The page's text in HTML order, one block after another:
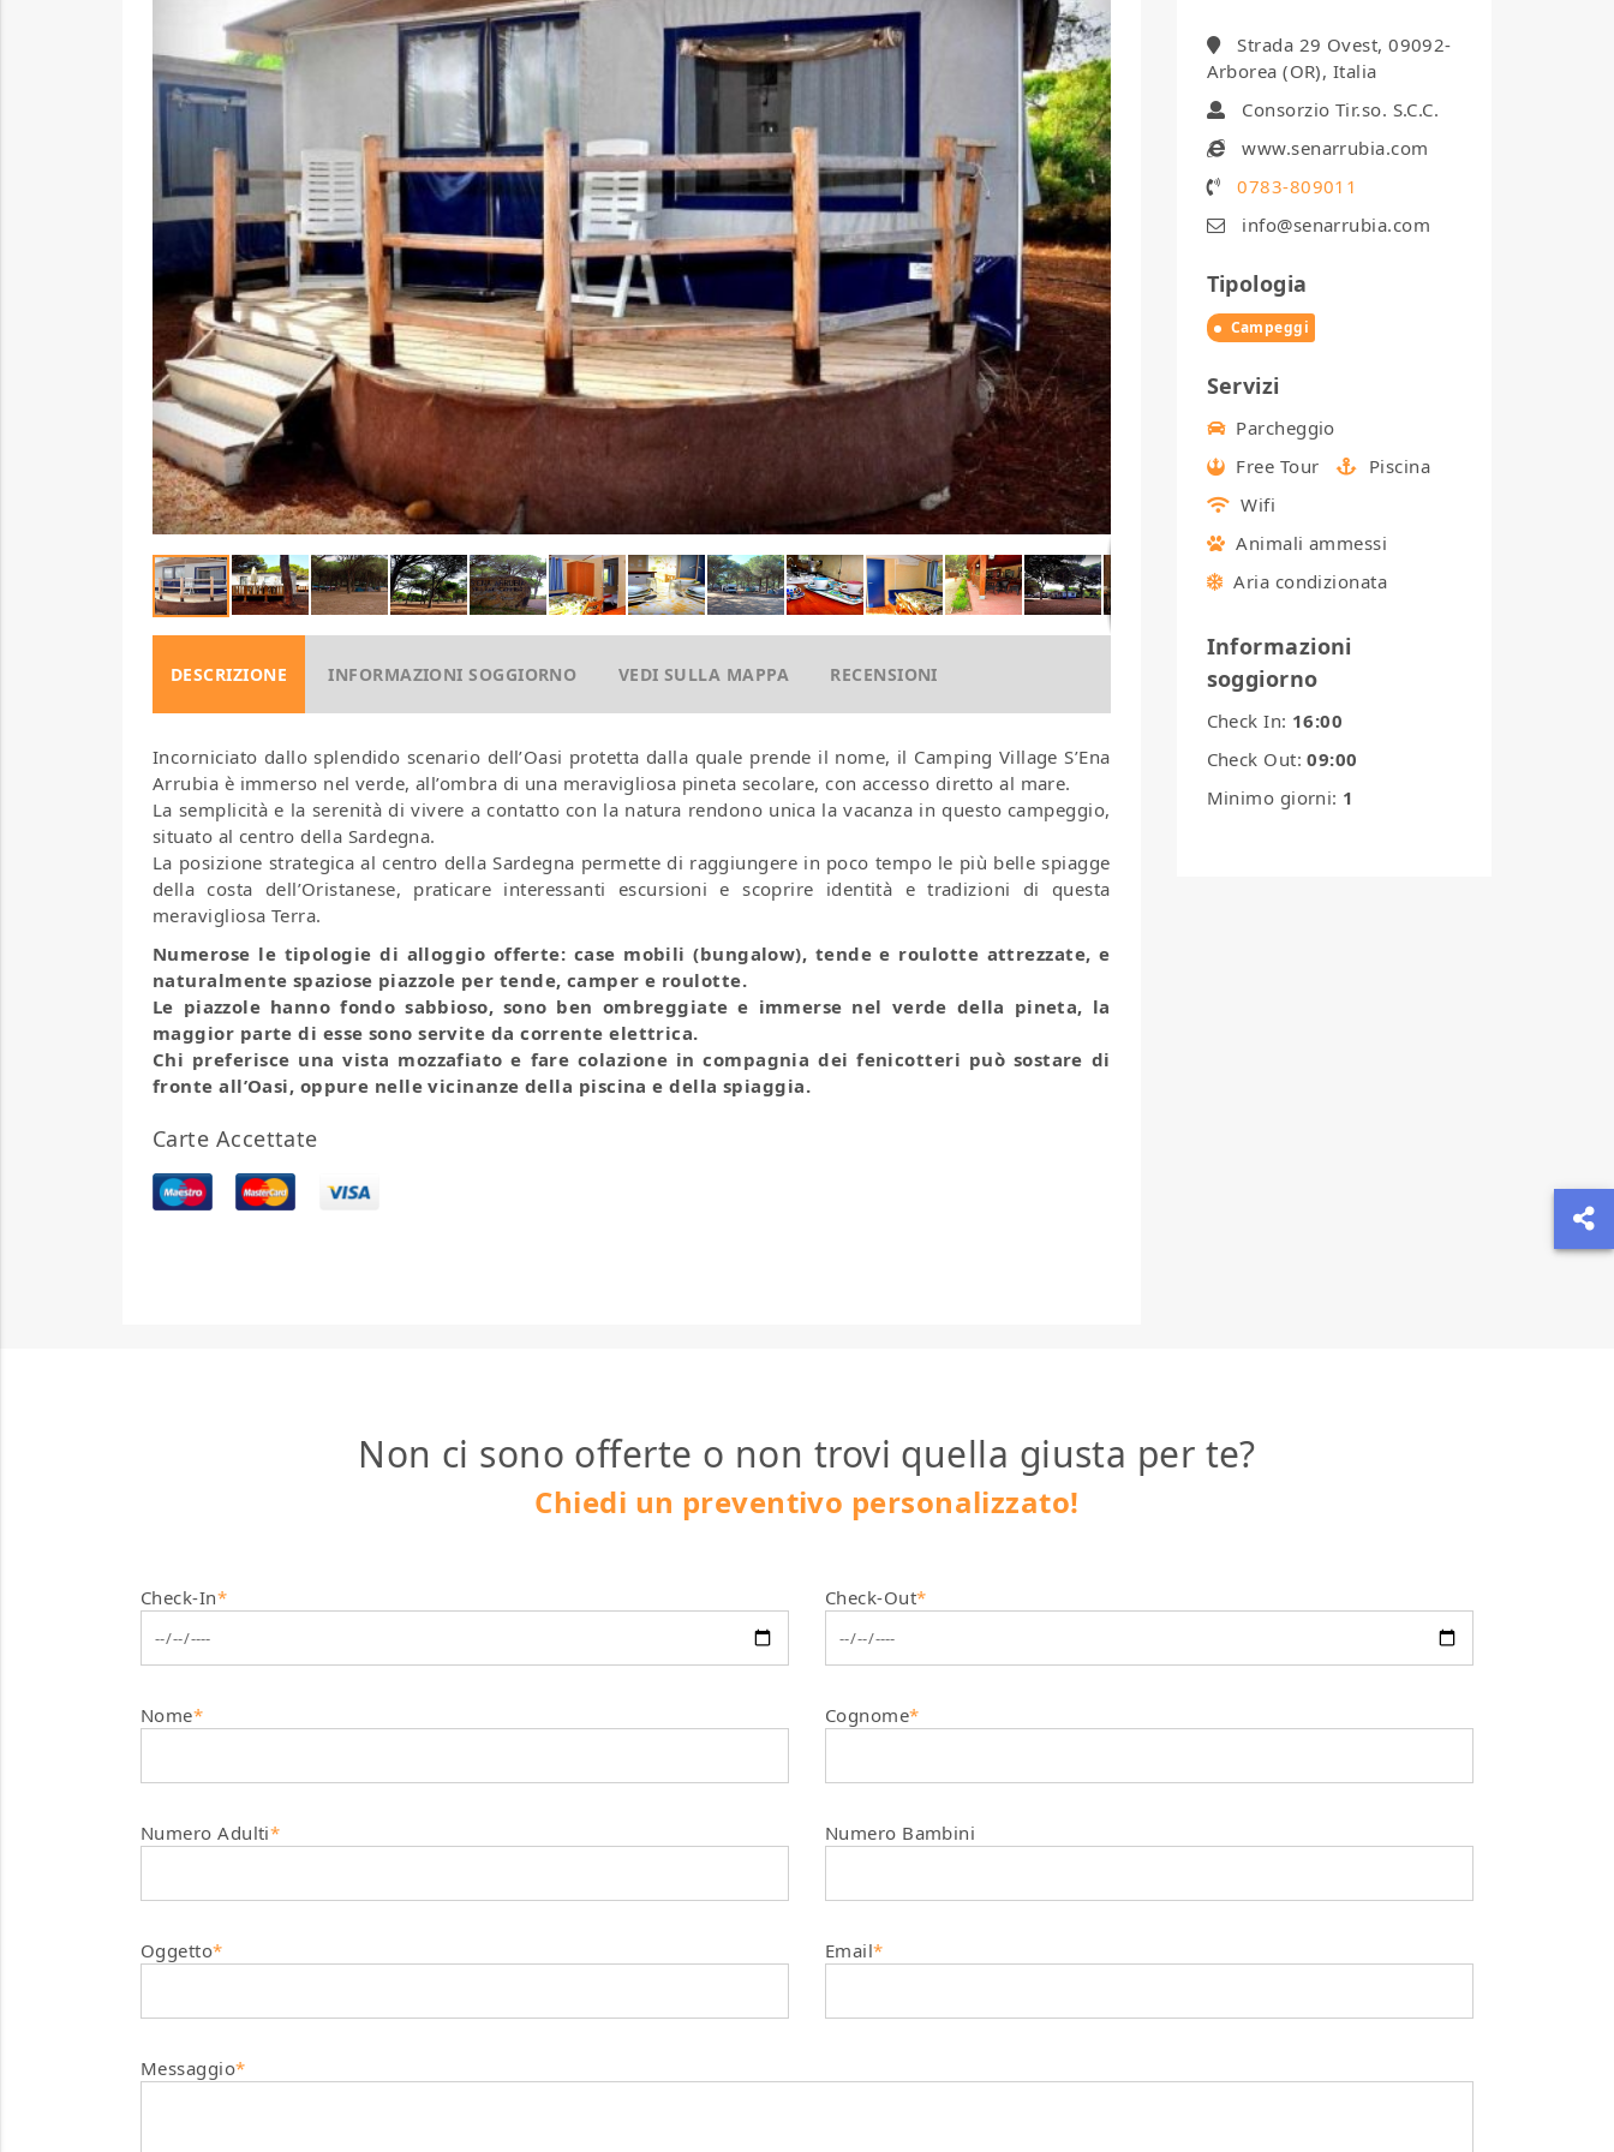
Strada 29 Ovest, 09092-
Arborea (OR), Italia
Consorzio Tir.so. S.C.C.
www.senarrubia.com
0783-809011
info@senarrubia.com
Tipologia
Campeggi
Servizi
Parcheggio
Free Tour
Piscina
Wifi
Animali ammessi
Aria condizionata
Informazioni
soggiorno
Check In: 16:00
Check Out:09:00
Minimo giorni: 1
DESCRIZIONE INFORMAZIONI SOGGIORNO VEDI SULLA MAPPA RECENSIONI
Incorniciato dallo splendido scenario dell’Oasi protetta dalla quale prende il nome, il Camping Village S’Ena
Arrubia è immerso nel verde, all’ombra di una meravigliosa pineta secolare, con accesso diretto al mare.
La semplicità e la serenità di vivere a contatto con la natura rendono unica la vacanza in questo campeggio,
situato al centro della Sardegna.
La posizione strategica al centro della Sardegna permette di raggiungere in poco tempo le più belle spiagge
della costa dell’Oristanese, praticare interessanti escursioni e scoprire identità e tradizioni di questa
meravigliosa Terra.
Numerose le tipologie di alloggio offerte: case mobili (bungalow), tende e roulotte attrezzate, e
naturalmente spaziose piazzole per tende, camper e roulotte.
Le piazzole hanno fondo sabbioso, sono ben ombreggiate e immerse nel verde della pineta, la
maggior parte di esse sono servite da corrente elettrica.
Chi preferisce una vista mozzafiato e fare colazione in compagnia dei fenicotteri può sostare di
fronte all’Oasi, oppure nelle vicinanze della piscina e della spiaggia.
Carte Accettate
Non ci sono offerte o non trovi quella giusta per te?
Chiedi un preventivo personalizzato!
Check-In* Check-Out*
Nome* Cognome*
Numero Adulti* Numero Bambini
Oggetto* Email*
Messaggio*